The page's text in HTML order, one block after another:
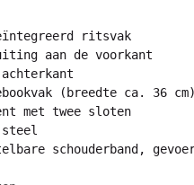
ritsvak
aan de voorkant
(breedte ca. 36 cm)
met twee sloten
schouderband,